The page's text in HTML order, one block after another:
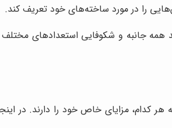
را در مورد ساخته‌های خود تعریف کند.
همه جانبه و شکوفایی استعدادهای
مزایای خاص خود را دارند. در